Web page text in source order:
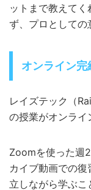
ットまで教えて
ず、プロとしての
オンライン
レイズテック（
の授業がオンライ
Zoomを使った週
カイブ動画での
立しながら学ぶこ